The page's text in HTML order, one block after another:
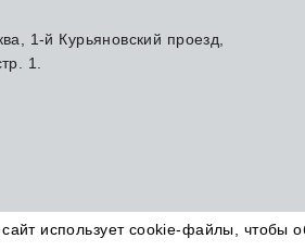
1-й Курьяновский проезд,
1.
Этикетка для Вас
использует cookie-файлы, чтобы